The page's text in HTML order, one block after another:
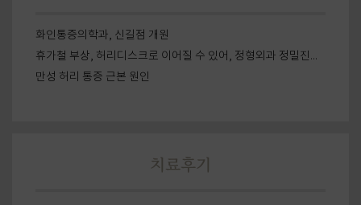
화인통증의학과, 신길점 개원
휴가철 부상, 허리디스크로 이어질 수 있어, 정형외과 정밀진단이 중요
만성 허리 통증 근본 원인
치료후기